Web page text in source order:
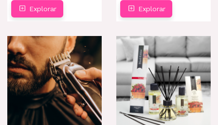
Explorar Explorar